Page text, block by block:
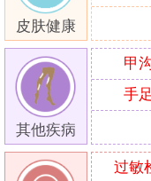
皮肤健康
其他疾病
甲
手
过敏